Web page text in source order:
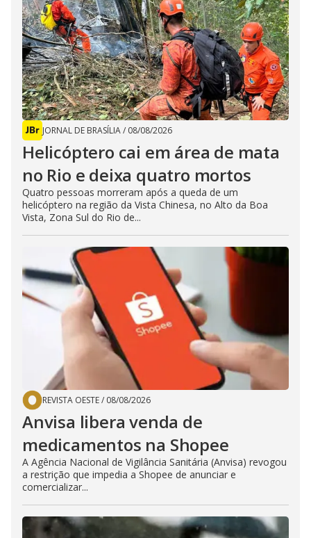
JORNAL DE BRASÍLIA/ 08/08/2026
Helicóptero cai em área de mata
no Rio e deixa quatro mortos
Quatro pessoas morreram após a queda de um
helicóptero na região da Vista Chinesa, no Alto da Boa
Vista, Zona Sul do Rio de...
REVISTA OESTE/ 08/08/2026
Anvisa libera venda de
medicamentos na Shopee
A Agência Nacional de Vigilância Sanitária (Anvisa) revogou
a restrição que impedia a Shopee de anunciar e
comercializar...